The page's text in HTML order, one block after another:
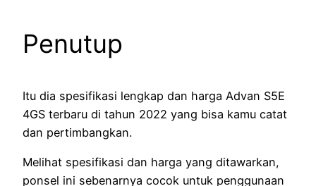
Penutup
Itu dia spesifikasi lengkap dan harga Advan S5E
4GS terbaru di tahun 2022 yang bisa kamu catat
dan pertimbangkan.
Melihat spesifikasi dan harga yang ditawarkan,
ponsel ini sebenarnya cocok untuk penggunaan